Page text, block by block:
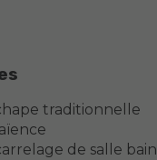
traditionnelle
de salle bain